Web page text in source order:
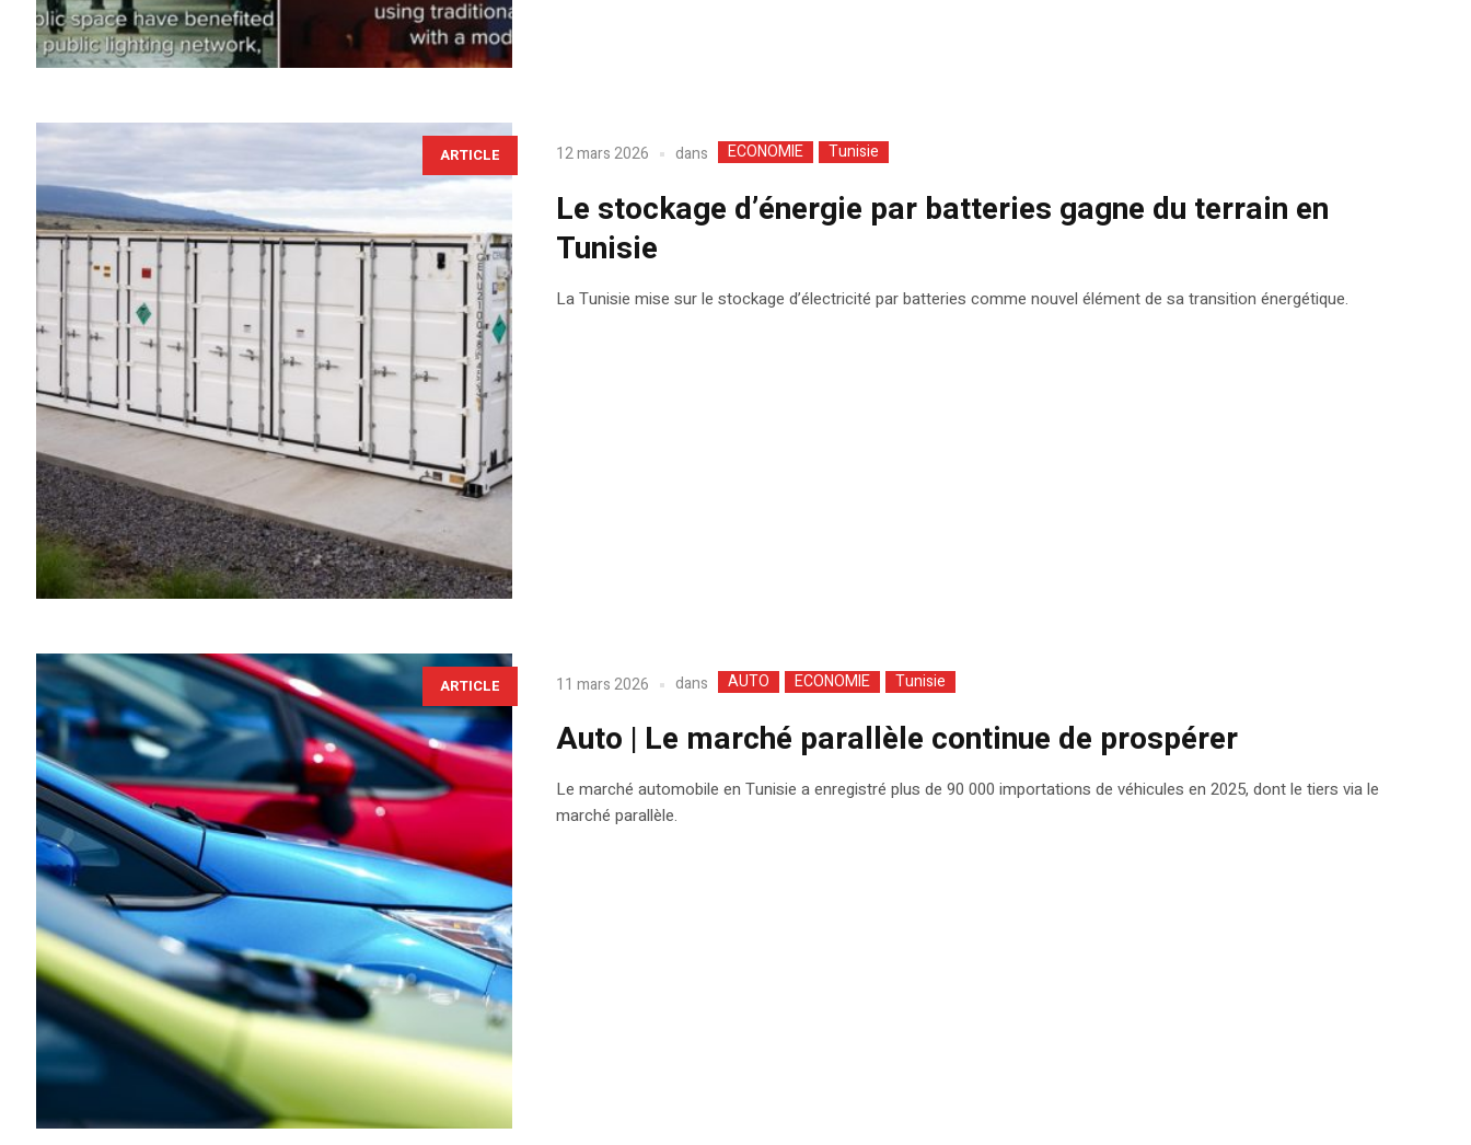
ARTICLE 12 mars 2026 dans ECONOMIE Tunisie
Le stockage d’énergie par batteries gagne du terrain en
Tunisie
La Tunisie mise sur le stockage d’électricité par batteries comme nouvel élément de sa transition énergétique.
ARTICLE 11 mars 2026 dans AUTO ECONOMIE Tunisie
Auto | Le marché parallèle continue de prospérer
Le marché automobile en Tunisie a enregistré plus de 90 000 importations de véhicules en 2025, dont le tiers via le
marché parallèle.